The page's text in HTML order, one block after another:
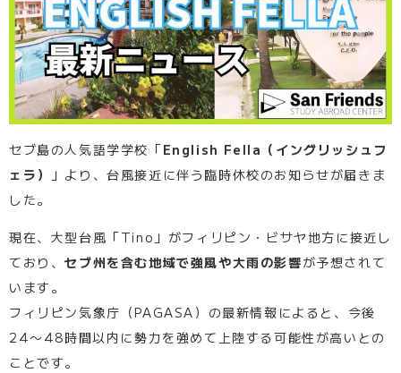
セブ島の人気語学学校「English Fella（イングリッシュフ
ェラ）
」より、台風接近に伴う臨時休校のお知らせが届きま
した。
現在、大型台風「Tino」がフィリピン・ビサヤ地方に接近し
ており、セブ州を含む地域で強風や大雨の影響が予想されて
います。
フィリピン気象庁（PAGASA）の最新情報によると、今後
24〜48時間以内に勢力を強めて上陸する可能性が高いとの
ことです。